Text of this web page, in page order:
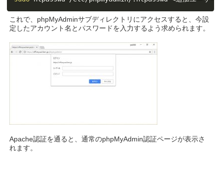
これで、phpMyAdminサブディレクトリにアクセスすると、今設
定したアカウント名とパスワードを入力するよう求められます。
Apache認証を通ると、通常のphpMyAdmin認証ページが表示さ
れます。